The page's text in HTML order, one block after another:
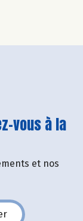
vous à la
et nos